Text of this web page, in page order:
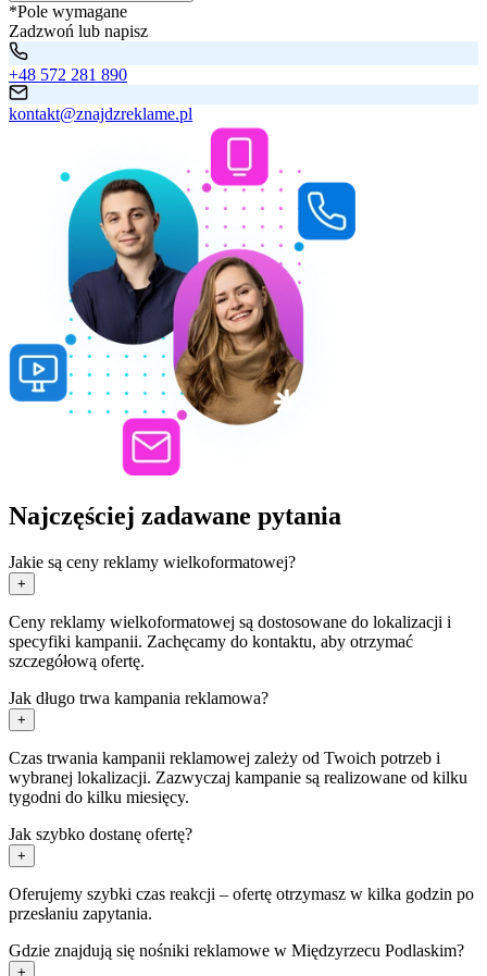
*Pole wymagane
Zadzwoń lub napisz
+48 572 281 890
kontakt@znajdzreklame.pl
Najczęściej zadawane pytania
Jakie są ceny reklamy wielkoformatowej?
+
Ceny reklamy wielkoformatowej są dostosowane do lokalizacji i
specyfiki kampanii. Zachęcamy do kontaktu, aby otrzymać
szczegółową ofertę.
Jak długo trwa kampania reklamowa?
+
Czas trwania kampanii reklamowej zależy od Twoich potrzeb i
wybranej lokalizacji. Zazwyczaj kampanie są realizowane od kilku
tygodni do kilku miesięcy.
Jak szybko dostanę ofertę?
+
Oferujemy szybki czas reakcji – ofertę otrzymasz w kilka godzin po
przesłaniu zapytania.
Gdzie znajdują się nośniki reklamowe w Międzyrzecu Podlaskim?
+